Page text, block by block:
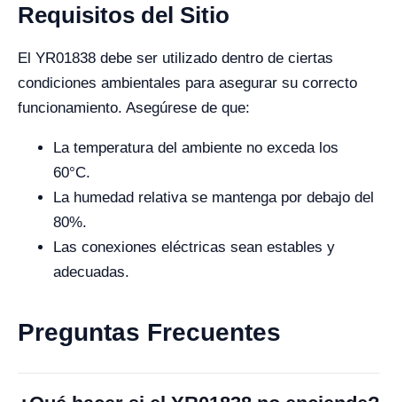
Requisitos del Sitio
El YR01838 debe ser utilizado dentro de ciertas
condiciones ambientales para asegurar su correcto
funcionamiento. Asegúrese de que:
La temperatura del ambiente no exceda los
60°C.
La humedad relativa se mantenga por debajo del
80%.
Las conexiones eléctricas sean estables y
adecuadas.
Preguntas Frecuentes